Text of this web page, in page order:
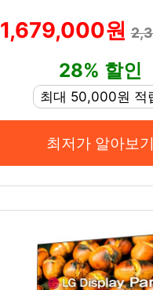
1,679,000원
28% 할인
최대 50,000원 적
최저가 알아보기